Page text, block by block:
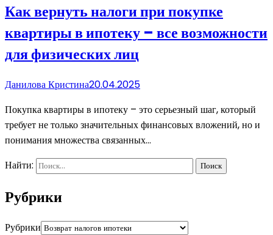
Как вернуть налоги при покупке
квартиры в ипотеку – все возможности
для физических лиц
Данилова Кристина20.04.2025
Покупка квартиры в ипотеку – это серьезный шаг, который
требует не только значительных финансовых вложений, но и
понимания множества связанных…
Найти:
Рубрики
Рубрики